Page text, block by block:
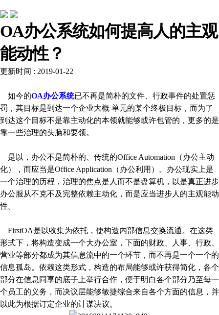
OA办公系统如何提高人的主观
能动性？
更新时间 : 2019-01-22
如今的OA办公系统已不再是简朴的文件、行政事件的处置惩
罚，其目标是到达一个企业大概 单元的某个终极目标，而为了
到达这个目标不是靠主动化的本领就能够或许包管的，更多的是
靠一些治理的头脑和要领。
是以，办公不是简朴的、传统的Office Automation（办公主动
化），而应当是Office Application（办公利用）。办公现实上是
一个治理的历程，治理的焦点是人而不是盘算机，以是真正进步
办公服从不克不及完整依赖主动化，而是应当进步人的主观能动
性。
FirstOA是以收集为依托，使构造内部信息交换流通。在这类
形式下，将构造变成一个大办公室，下面的财政、人事、行政、
营业等部分都成为其信息流中的一个环节，而不再是一个一个的
信息孤岛。依赖这类形式，构造的布局能够或许获得简化，各个
部分在信息同享的底子上举行合作，便于明白各个部分乃至每一
个员工的义务，而决议层能够敏捷综合来自各个方面的信息，并
以此为根据订定企业的计谋决议。